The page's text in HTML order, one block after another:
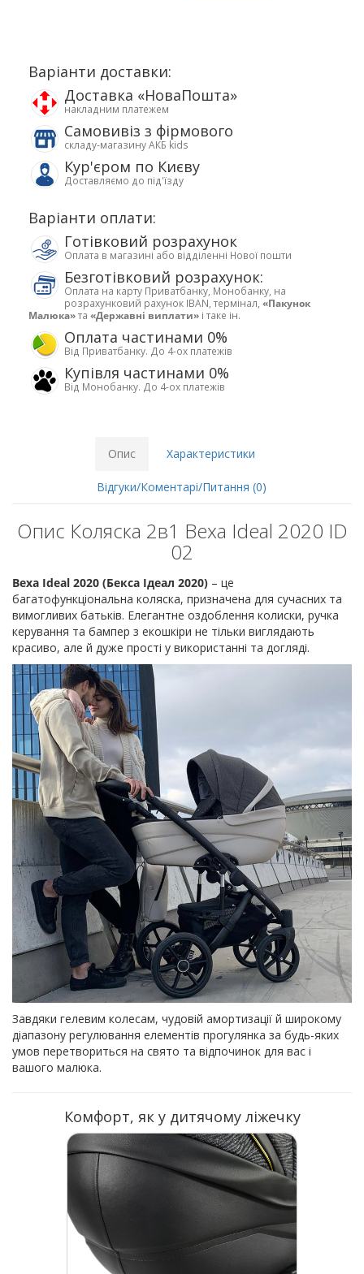
Варіанти доставки:
Доставка «НоваПошта»
накладним платежем
Самовивіз з фірмового
складу-магазину АКБ kids
Кур'єром по Києву
Доставляємо до під'їзду
Варіанти оплати:
Готівковий розрахунок
Оплата в магазині або відділенні Нової пошти
Безготівковий розрахунок:
Оплата на карту Приватбанку, Монобанку, на
розрахунковий рахунок IBAN, термінал, «Пакунок
Малюка»та «Державні виплати» і таке ін.
Оплата частинами 0%
Від Приватбанку. До 4-ох платежів
Купівля частинами 0%
Від Монобанку. До 4-ох платежів
Опис Характеристики
Відгуки/Коментарі/Питання (0)
Опис Коляска 2в1 Bexa Ideal 2020 ID
02
Bexa Ideal 2020 (Бекса Ідеал 2020) – це
багатофункціональна коляска, призначена для сучасних та
вимогливих батьків. Елегантне оздоблення колиски, ручка
керування та бампер з екошкіри не тільки виглядають
красиво, але й дуже прості у використанні та догляді.
Завдяки гелевим колесам, чудовій амортизації й широкому
діапазону регулювання елементів прогулянка за будь-яких
умов перетвориться на свято та відпочинок для вас і
вашого малюка.
Комфорт, як у дитячому ліжечку